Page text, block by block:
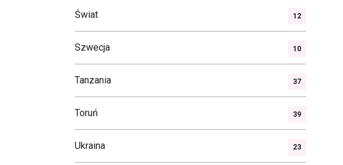
Świat 12
Szwecja 10
Tanzania 37
Toruń 39
Ukraina 23